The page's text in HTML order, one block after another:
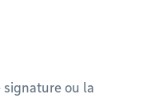
signature ou la